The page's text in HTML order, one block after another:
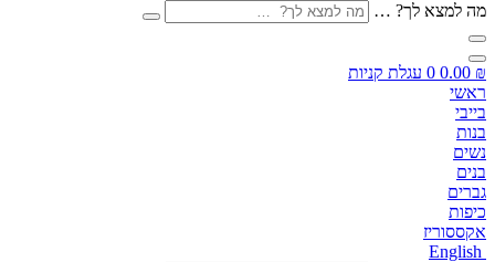
מה למצא לך? …
0.00 ₪
0 עגלת קניות
ראשי
בייבי
בנות
נשים
בנים
גברים
כיפות
אקססוריז
English